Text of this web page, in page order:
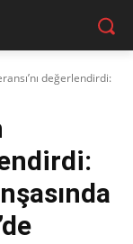
değerlendirdi: